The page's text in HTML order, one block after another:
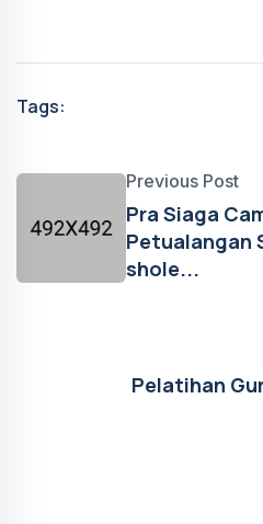
Tags:
Previous Post
Pra Siaga
Petualangan
shole...
Pelatihan